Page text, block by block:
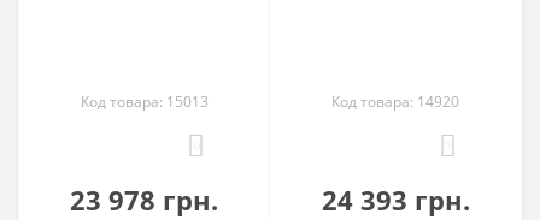
Код товара: 15013
23 978 грн.
Код товара: 14920
24 393 грн.